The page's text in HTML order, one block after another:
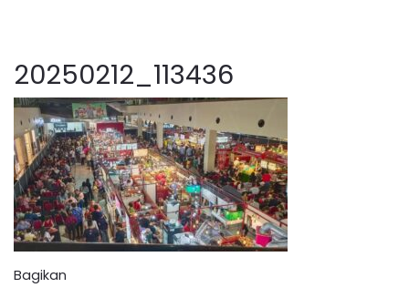
20250212_113436
Bagikan